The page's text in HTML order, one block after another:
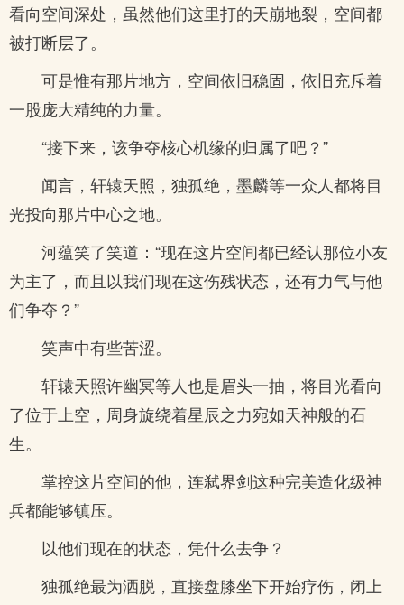
看向空间深处，虽然他们这里打的天崩地裂，空间都
被打断层了。
可是惟有那片地方，空间依旧稳固，依旧充斥着
一股庞大精纯的力量。
“接下来，该争夺核心机缘的归属了吧？”
闻言，轩辕天照，独孤绝，墨麟等一众人都将目
光投向那片中心之地。
河蕴笑了笑道：“现在这片空间都已经认那位小友
为主了，而且以我们现在这伤残状态，还有力气与他
们争夺？”
笑声中有些苦涩。
轩辕天照许幽冥等人也是眉头一抽，将目光看向
了位于上空，周身旋绕着星辰之力宛如天神般的石
生。
掌控这片空间的他，连弑界剑这种完美造化级神
兵都能够镇压。
以他们现在的状态，凭什么去争？
独孤绝最为洒脱，直接盘膝坐下开始疗伤，闭上